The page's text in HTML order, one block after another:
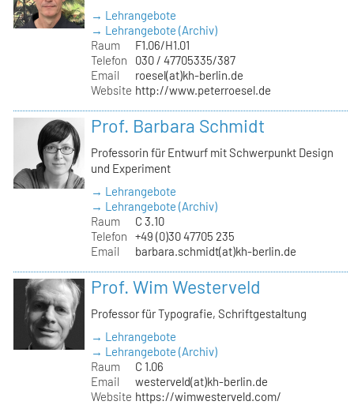
→ Lehrangebote
→ Lehrangebote (Archiv)
Raum
F1.06/H1.01
Telefon
030 / 47705335/387
Email
roesel(at)kh-berlin.de
Website http://www.peterroesel.de
Prof. Barbara Schmidt
Professorin für Entwurf mit Schwerpunkt Design
und Experiment
→ Lehrangebote
→ Lehrangebote (Archiv)
Raum
C 3.10
Telefon
+49 (0)30 47705 235
Email
barbara.schmidt(at)kh-berlin.de
Prof. Wim Westerveld
Professor für Typografie, Schriftgestaltung
→ Lehrangebote
→ Lehrangebote (Archiv)
Raum
C 1.06
Email
westerveld(at)kh-berlin.de
Website https://wimwesterveld.com/